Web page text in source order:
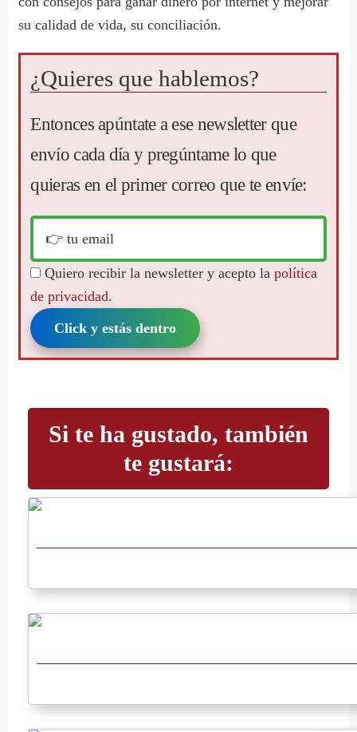
su calidad de vida, su conciliación.
¿Quieres que hablemos?
Entonces apúntate a ese newsletter que
envío cada día y pregúntame lo que
quieras en el primer correo que te envíe:
Quiero recibir la newsletter y acepto lapolítica
de privacidad.
Click y estás dentro
Si te ha gustado, también
te gustará: